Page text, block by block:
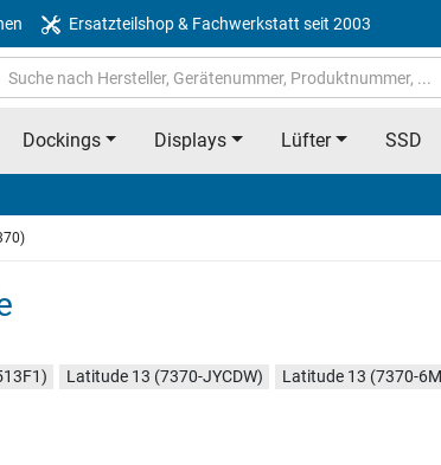
Ersatzteilshop & Fachwerkstatt seit 2003
Dockings Displays Lüfter SSD
Latitude 13 (7370-JYCDW) Latitude 13 (7370-